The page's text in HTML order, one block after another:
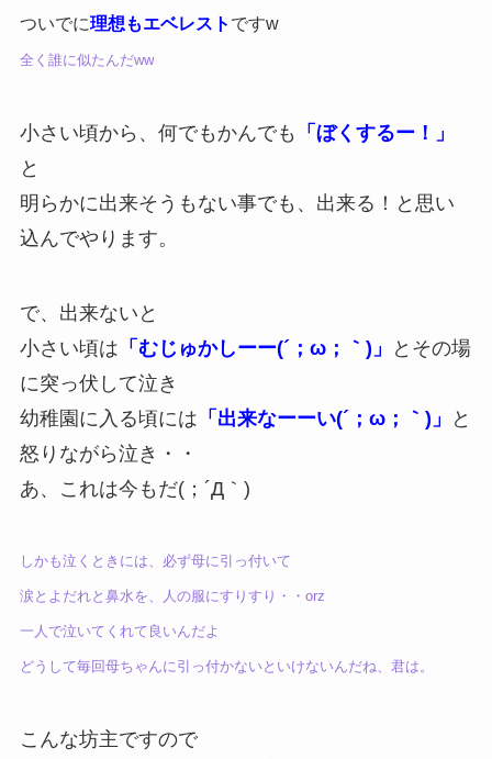
ついでに理想もエベレスト ですw
全く誰に似たんだww
小さい頃から、何でもかんでも
「ぼくするー！」
と
明らかに出来そうもない事でも、出来る！と思い
込んでやります。
で、出来ないと
小さい頃は 「むじゅかしーー(´；ω；｀)」
とその場
に突っ伏して泣き
幼稚園に入る頃には 「出来なーーい(´；ω；｀)」
と
怒りながら泣き・・
あ、これは今もだ(；´Д｀)
しかも泣くときには、必ず母に引っ付いて
涙とよだれと鼻水を、人の服にすりすり・・orz
一人で泣いてくれて良いんだよ
どうして毎回母ちゃんに引っ付かないといけないんだね、君は。
こんな坊主ですので